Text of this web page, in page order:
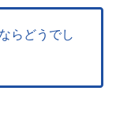
らどうでし